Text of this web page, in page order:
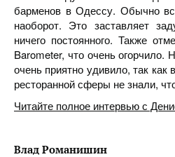
барменов в Одессу. Обычно
наоборот. Это заставляет
ничего постоянного. Также
Barometer, что очень
очень приятно удивило, так как
ресторанной сферы не знали,
Читайте полное интервью с
Влад Романишин